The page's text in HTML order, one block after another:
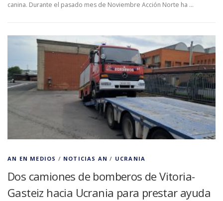
canina. Durante el pasado mes de Noviembre Acción Norte ha …
AN EN MEDIOS / NOTICIAS AN / UCRANIA
Dos camiones de bomberos de Vitoria-
Gasteiz hacia Ucrania para prestar ayuda